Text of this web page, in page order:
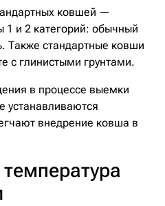
ковшей —
1 и 2 категорий: обычный
Также стандартные ковши
с глинистыми грунтами.
в процессе выемки
устанавливаются
внедрение ковша в